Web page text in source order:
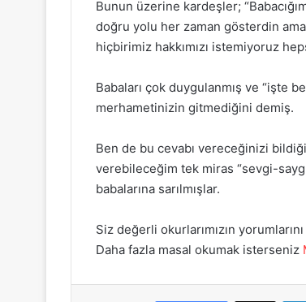
Bunun üzerine kardeşler;
doğru yolu her zaman gösterdin
hiçbirimiz hakkımızı istemiyoruz
Babaları çok duygulanmış ve “işte
merhametinizin gitmediğini demiş.
Ben de bu cevabı vereceğinizi
verebileceğim tek miras “sevgi-
babalarına sarılmışlar.
Siz değerli okurlarımızın
Daha fazla masal okumak isterseniz